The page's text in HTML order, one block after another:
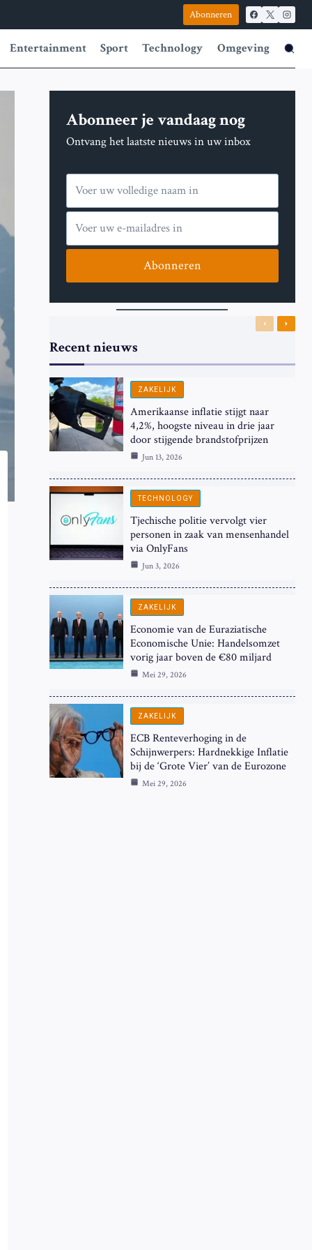
Abonneren
Entertainment Sport Technology Omgeving
Abonneer je vandaag nog
Ontvang het laatste nieuws in uw inbox
Abonneren
Recent nieuws
Previous
Next
ZAKELIJK
Amerikaanse inflatie stijgt naar
4,2%, hoogste niveau in drie jaar
door stijgende brandstofprijzen
Jun 13, 2026
TECHNOLOGY
Tjechische politie vervolgt vier
personen in zaak van mensenhandel
via OnlyFans
Jun 3, 2026
ZAKELIJK
Economie van de Euraziatische
Economische Unie: Handelsomzet
vorig jaar boven de €80 miljard
Mei 29, 2026
ZAKELIJK
ECB Renteverhoging in de
Schijnwerpers: Hardnekkige Inflatie
bij de ‘Grote Vier’ van de Eurozone
Mei 29, 2026